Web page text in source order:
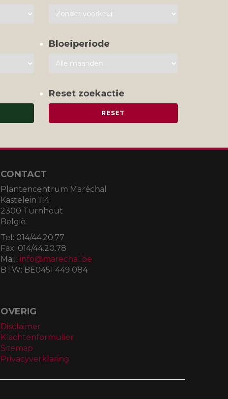
Bloeiperiode
Reset zoekactie
CONTACT
Plantencentrum Maréchal
Kastelein 114
2300 Turnhout
België
Tel: 014/44.20.77
Fax: 014/44.20.78
Mail: info@marechal.be
BTW: BE0451 449 084
OVERIG
Disclaimer
Klachtenformulier
Sitemap
Privacyverklaring